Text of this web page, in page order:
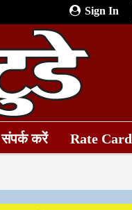
Sign In
संपर्क करें Rate Card